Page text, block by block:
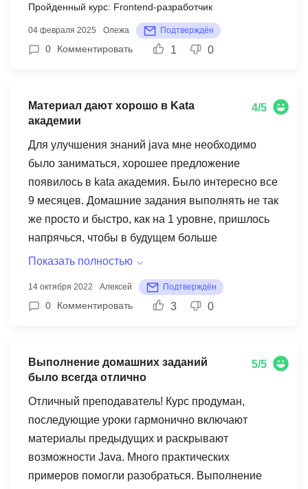
стартовая зп - 165, через 3 месяца подняли до
180.
Пройденный курс: Frontend-разработчик
04 февраля 2025 Олежа Подтверждён
0 Комментировать 1 0
Материал дают хорошо в Kata
академии
4/5
Для улучшения знаний java мне необходимо
было заниматься, хорошее предложение
появилось в kata академия. Было интересно все
9 месяцев. Домашние задания выполнять не так
же просто и быстро, как на 1 уровне, пришлось
напрячься, чтобы в будущем больше
зарабатывать. Хоть я и программист, но
каждым днем сложно и сложно, первый месяц
мне давался вообще не легко, тем более на
подумал, что я же оплатил деньги, и будет далко
если спустить все на тормоза, отказаться не
нормально, решение однозначно, дал себе
заряд мотивации и начал нормально
заниматься, решил разработать план по
организации своего времени. Единственное, по
написанию сетевого чата, мне кажется, лучше в
Показать полностью
14 октября 2022 Алексей Подтверждён
0 Комментировать 3 0
Выполнение домашних заданий
было всегда отлично
5/5
Отличный преподаватель! Курс продуман,
последующие уроки гармонично включают
материалы предыдущих и раскрывают
возможности Java. Много практических
примеров помогли разобраться. Выполнение